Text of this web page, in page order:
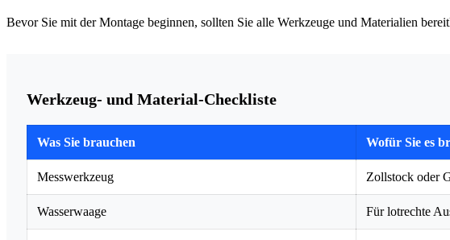
Bevor Sie mit der Montage beginnen, sollten Sie alle Werkzeuge und Materialien
Werkzeug- und Material-Checkliste
Was Sie brauchen Wofür Sie es
Messwerkzeug Zollstock oder
Wasserwaage Für lotrechte